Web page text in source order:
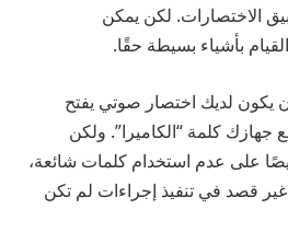
الاختصارات. لكن يمكن
بأشياء بسيطة حقًا.
يكون لديك اختصار صوتي يفتح
جهازك كلمة “الكاميرا”. ولكن
على عدم استخدام كلمات شائعة،
قصد في تنفيذ إجراءات لم تكن